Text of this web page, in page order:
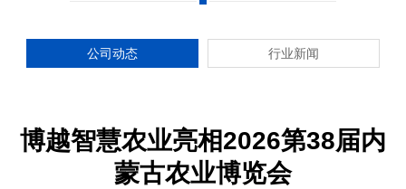
公司动态 行业新闻
博越智慧农业亮相2026第38届内
蒙古农业博览会